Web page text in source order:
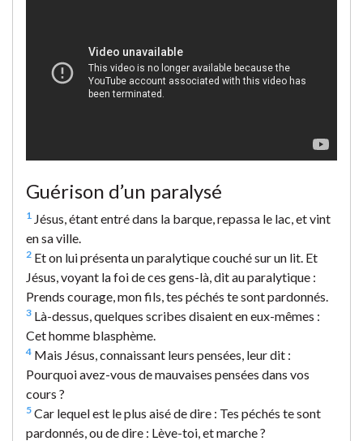
Guérison d’un paralysé
1 Jésus, étant entré dans la barque, repassa le lac, et vint
en sa ville.
2 Et on lui présenta un paralytique couché sur un lit. Et
Jésus, voyant la foi de ces gens-là, dit au paralytique :
Prends courage, mon fils, tes péchés te sont pardonnés.
3 Là-dessus, quelques scribes disaient en eux-mêmes :
Cet homme blasphème.
4 Mais Jésus, connaissant leurs pensées, leur dit :
Pourquoi avez-vous de mauvaises pensées dans vos
cours ?
5 Car lequel est le plus aisé de dire : Tes péchés te sont
pardonnés, ou de dire : Lève-toi, et marche ?